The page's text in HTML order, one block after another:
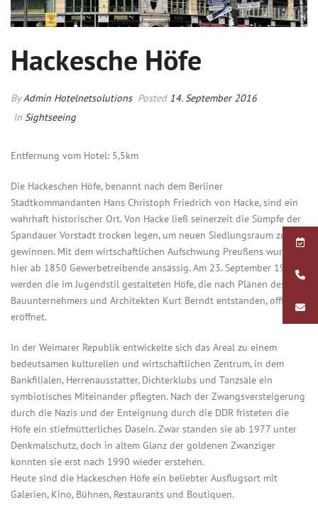
Hackesche Höfe
ByAdmin Hotelnetsolutions Posted 14. September 2016
In Sightseeing
Entfernung vom Hotel: 5,5km
Die Hackeschen Höfe, benannt nach dem Berliner
Stadtkommandanten Hans Christoph Friedrich von Hacke, sind ein
wahrhaft historischer Ort. Von Hacke ließ seinerzeit die Sümpfe der
Spandauer Vorstadt trocken legen, um neuen Siedlungsraum zu
gewinnen. Mit dem wirtschaftlichen Aufschwung Preußens wurden
hier ab 1850 Gewerbetreibende ansässig. Am 23. September 1906
werden die im Jugendstil gestalteten Höfe, die nach Plänen des
Bauunternehmers und Architekten Kurt Berndt entstanden, offiziell
eröffnet.
In der Weimarer Republik entwickelte sich das Areal zu einem
bedeutsamen kulturellen und wirtschaftlichen Zentrum, in dem
Bankfilialen, Herrenausstatter, Dichterklubs und Tanzsäle ein
symbiotisches Miteinander pflegten. Nach der Zwangsversteigerung
durch die Nazis und der Enteignung durch die DDR fristeten die
Höfe ein stiefmütterliches Dasein. Zwar standen sie ab 1977 unter
Denkmalschutz, doch in altem Glanz der goldenen Zwanziger
konnten sie erst nach 1990 wieder erstehen.
Heute sind die Hackeschen Höfe ein beliebter Ausflugsort mit
Galerien, Kino, Bühnen, Restaurants und Boutiquen.